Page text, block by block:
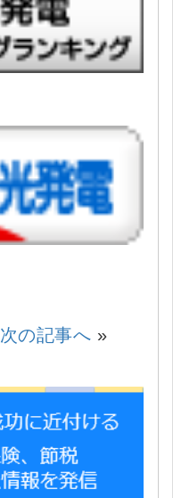
次の記事へ »